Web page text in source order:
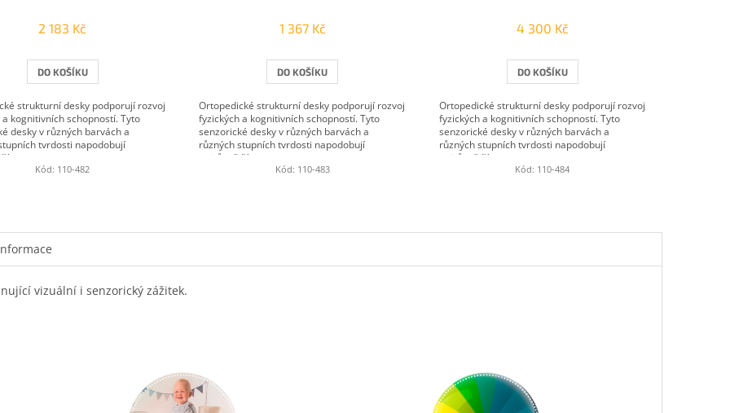
2 183 Kč
DO KOŠÍKU
strukturní desky podporují rozvoj
kognitivních schopností. Tyto
desky v různých barvách a
tvrdosti napodobují
Kód: 110-482
1 367 Kč
DO KOŠÍKU
Ortopedické strukturní desky podporují rozvoj
fyzických a kognitivních schopností. Tyto
senzorické desky v různých barvách a
různých stupních tvrdosti napodobují
nejrůznější...
Kód: 110-483
4 300 Kč
DO KOŠÍKU
Ortopedické strukturní desky podporují rozvoj
fyzických a kognitivních schopností. Tyto
senzorické desky v různých barvách a
různých stupních tvrdosti napodobují
nejrůznější...
Kód: 110-484
vizuální i senzorický zážitek.